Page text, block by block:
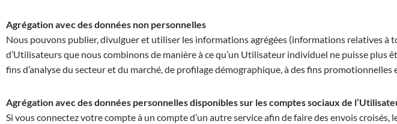
Agrégation avec des données non personnelles
Nous pouvons publier, divulguer et utiliser les informations agrégées (informations relatives à
d’Utilisateurs que nous combinons de manière à ce qu’un Utilisateur individuel ne puisse
fins d’analyse du secteur et du marché, de profilage démographique, à des fins
Agrégation avec des données personnelles disponibles sur les comptes sociaux de
Si vous connectez votre compte à un compte d’un autre service afin de faire des envois